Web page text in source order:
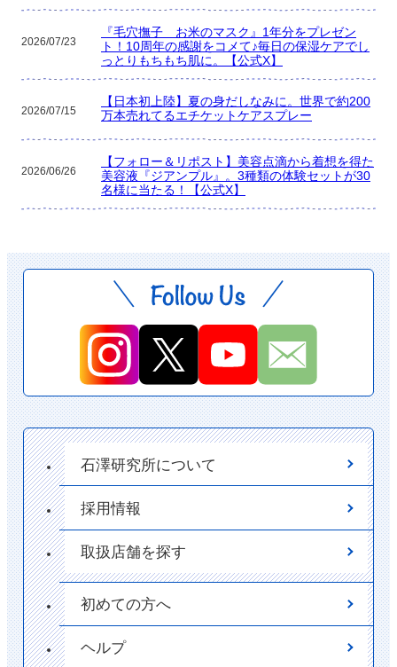
2026/07/23
『毛穴撫子 お米のマスク』1年分をプレゼン
ト！10周年の感謝をコメて♪毎日の保湿ケアでし
っとりもちもち肌に。【公式X】
2026/07/15
【日本初上陸】夏の身だしなみに。世界で約200
万本売れてるエチケットケアスプレー
2026/06/26
【フォロー＆リポスト】美容点滴から着想を得た
美容液『ジアンプル』。3種類の体験セットが30
名様に当たる！【公式X】
石澤研究所について
採用情報
取扱店舗を探す
初めての方へ
ヘルプ